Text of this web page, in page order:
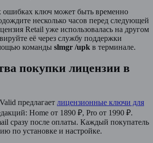
ключ может быть временно
несколько часов перед следующей
Retail уже использовалась на другом
её через службу поддержки
команды slmgr /upk в терминале.
покупки лицензии в
предлагает лицензионные ключи для
Home от 1890 ₽, Pro от 1990 ₽.
сразу после оплаты. Каждый покупатель
по установке и настройке.